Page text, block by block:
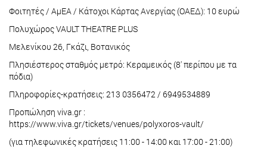
Φοιτητές / ΑμΕΑ / Κάτοχοι Κάρτας Ανεργίας (ΟΑΕΔ): 10 ευρώ
Πολυχώρος VAULT THEATRE PLUS
Μελενίκου 26, Γκάζι, Βοτανικός
Πλησιέστερος σταθμός μετρό: Κεραμεικός (8' περίπου με τα
πόδια)
Πληροφορίες-κρατήσεις: 213 0356472 / 6949534889
Προπώληση viva.gr :
https://www.viva.gr/tickets/venues/polyxoros-vault/
(για τηλεφωνικές κρατήσεις 11:00 - 14:00 και 17:00 - 21:00)